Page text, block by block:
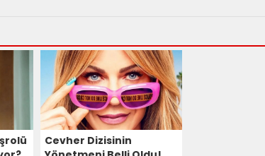
Cevher Dizisinin